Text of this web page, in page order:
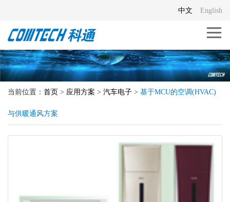
English
中文
当前位置： 首页 > 应用方案 > 汽车电子 > 基于MCU的空调(HVAC)
与供暖通风方案